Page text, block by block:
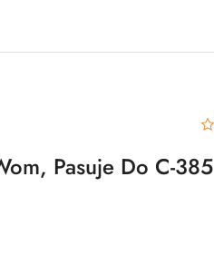
Pasuje Do C-385